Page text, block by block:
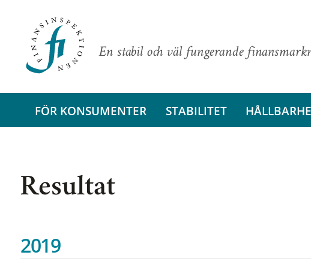
En stabil och väl fungerande
FÖR KONSUMENTER STABILITET
Resultat
2019